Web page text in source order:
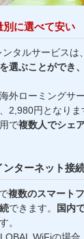
別に選べて安い
タルサービスは
選ぶことができ
外ローミングサ
2,980円となり
で複数人でシェ
ンターネット接
複数のスマート
できます。 国内
。